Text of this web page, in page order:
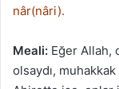
nâr(nâri).
Meali: Eğer Allah,
olsaydı,